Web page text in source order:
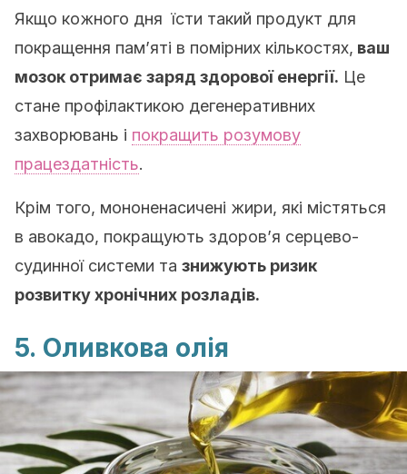
Якщо кожного дня їсти такий продукт для
покращення пам’яті в помірних кількостях, ваш
мозок отримає заряд здорової енергії. Це
стане профілактикою дегенеративних
захворювань і покращить розумову
працездатність.
Крім того, мононенасичені жири, які містяться
в авокадо, покращують здоров’я серцево-
судинної системи та знижують ризик
розвитку хронічних розладів.
5. Оливкова олія